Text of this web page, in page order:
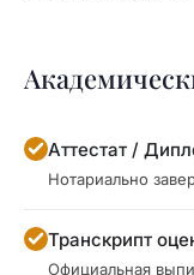
Аттестат /
Нотариально
Транскрипт
Официальная